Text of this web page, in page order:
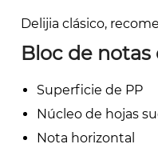
Delijia clásico,
Bloc de notas
Superficie de PP
Núcleo de hojas
Nota horizontal